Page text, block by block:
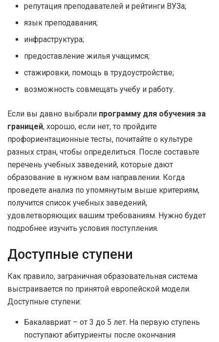
репутация преподавателей и рейтинги ВУЗа;
язык преподавания;
инфраструктура;
предоставление жилья учащимся;
стажировки, помощь в трудоустройстве;
возможность совмещать учебу и работу.
Если вы давно выбрали программу для обучения за
границей, хорошо, если нет, то пройдите
профориентационные тесты, почитайте о культуре
разных стран, чтобы определиться. После составьте
перечень учебных заведений, которые дают
образование в нужном вам направлении. Когда
проведете анализ по упомянутым выше критериям,
получится список учебных заведений,
удовлетворяющих вашим требованиям. Нужно будет
подробнее изучить условия поступления.
Доступные ступени
Как правило, заграничная образовательная система
выстраивается по принятой европейской модели.
Доступные ступени:
Бакалавриат – от 3 до 5 лет. На первую ступень
поступают абитуриенты после окончания